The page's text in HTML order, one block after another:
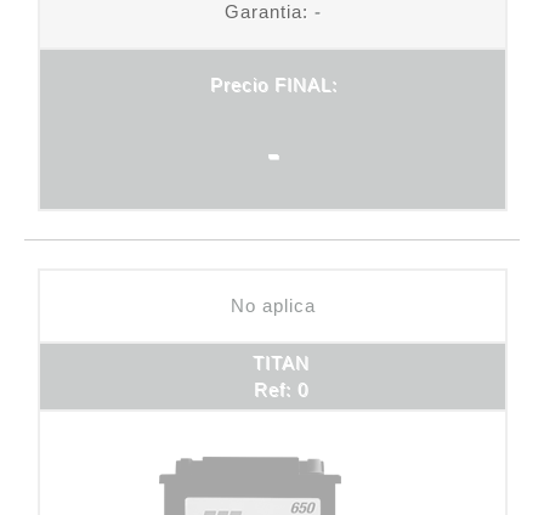
Garantia: -
Precio FINAL:
-
No aplica
TITAN
Ref: 0